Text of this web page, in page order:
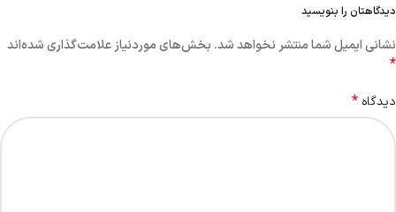
دیدگاهتان را بنویسید
نشانی ایمیل شما منتشر نخواهد شد. بخش‌های موردنیاز علامت‌گذاری شده‌اند
*
دیدگاه *